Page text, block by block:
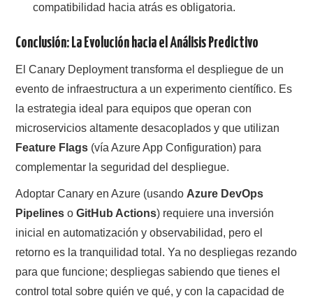
compatibilidad hacia atrás es obligatoria.
Conclusión: La Evolución hacia el Análisis Predictivo
El Canary Deployment transforma el despliegue de un
evento de infraestructura a un experimento científico. Es
la estrategia ideal para equipos que operan con
microservicios altamente desacoplados y que utilizan
Feature Flags (vía Azure App Configuration) para
complementar la seguridad del despliegue.
Adoptar Canary en Azure (usando Azure DevOps
Pipelines oGitHub Actions) requiere una inversión
inicial en automatización y observabilidad, pero el
retorno es la tranquilidad total. Ya no despliegas rezando
para que funcione; despliegas sabiendo que tienes el
control total sobre quién ve qué, y con la capacidad de